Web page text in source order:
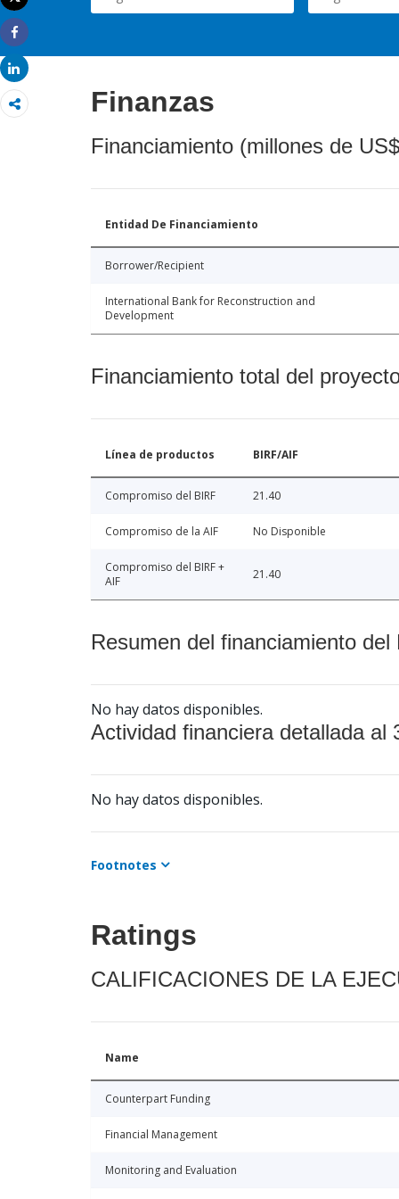
Imprimir
Share
Share
Finanzas
Financiamiento (millones de
Entidad De Financiamiento
Borrower/Recipient
International Bank for Reconstruction and
Development
Financiamiento total del
Línea de productos BIRF/AIF
Compromiso del BIRF 21.40
Compromiso de la AIF No Disponible
Compromiso del BIRF +
AIF
21.40
Resumen del financiamiento
No hay datos disponibles.
Actividad financiera detallada al
No hay datos disponibles.
Footnotes
Ratings
CALIFICACIONES DE LA
Name
Counterpart Funding
Financial Management
Monitoring and Evaluation